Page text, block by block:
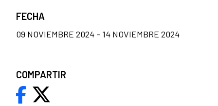
FECHA
09 NOVIEMBRE 2024 - 14 NOVIEMBRE 2024
COMPARTIR